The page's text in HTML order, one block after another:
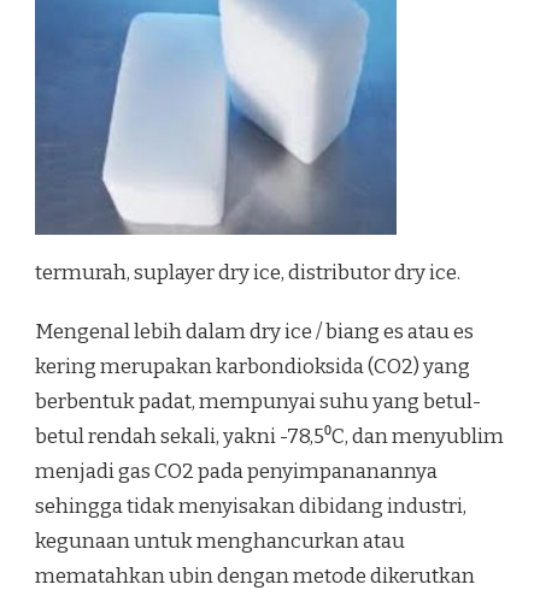
termurah, suplayer dry ice, distributor dry ice.
Mengenal lebih dalam dry ice / biang es atau es
kering merupakan karbondioksida (CO2) yang
berbentuk padat, mempunyai suhu yang betul-
betul rendah sekali, yakni -78,5⁰C, dan menyublim
menjadi gas CO2 pada penyimpananannya
sehingga tidak menyisakan dibidang industri,
kegunaan untuk menghancurkan atau
mematahkan ubin dengan metode dikerutkan